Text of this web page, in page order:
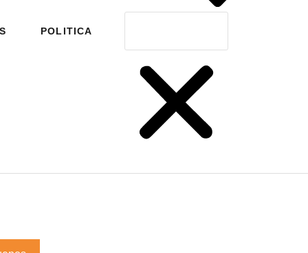
POLITICA